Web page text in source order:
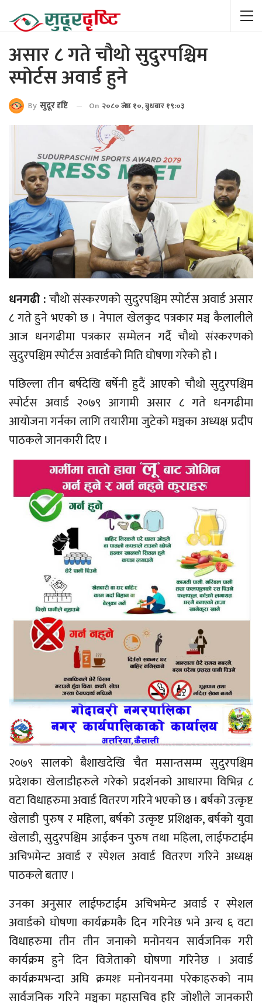
असार ८ गते चौथो सुदुरपश्चिम
स्पोर्टस अवार्ड हुने
By सुदूर दृष्टि On २०८० जेष्ठ १०, बुधबार १९:०३
धनगढी :चौथो संस्करणको सुदुरपश्चिम स्पोर्टस अवार्ड असार
८ गते हुने भएको छ । नेपाल खेलकुद पत्रकार मञ्च कैलालीले
आज धनगढीमा पत्रकार सम्मेलन गर्दै चौथो संस्करणको
सुदुरपश्चिम स्पोर्टस अवार्डको मिति घोषणा गरेको हो ।
पछिल्ला तीन बर्षदेखि बर्षेनी हुदैं आएको चौथो सुदुरपश्चिम
स्पोर्टस अवार्ड २०७९ आगामी असार ८ गते धनगढीमा
आयोजना गर्नका लागि तयारीमा जुटेको मञ्चका अध्यक्ष प्रदीप
पाठकले जानकारी दिए ।
२०७९ सालको बैशाखदेखि चैत मसान्तसम्म सुदुरपश्चिम
प्रदेशका खेलाडीहरुले गरेको प्रदर्शनको आधारमा विभिन्न ८
वटा विधाहरुमा अवार्ड वितरण गरिने भएको छ । बर्षको उत्कृष्ट
खेलाडी पुरुष र महिला, बर्षको उत्कृष्ट प्रशिक्षक, बर्षको युवा
खेलाडी, सुदुरपश्चिम आईकन पुरुष तथा महिला, लाईफटाईम
अचिभमेन्ट अवार्ड र स्पेशल अवार्ड वितरण गरिने अध्यक्ष
पाठकले बताए ।
उनका अनुसार लाईफटाईम अचिभमेन्ट अवार्ड र स्पेशल
अवार्डको घोषणा कार्यक्रमकै दिन गरिनेछ भने अन्य ६ वटा
विधाहरुमा तीन तीन जनाको मनोनयन सार्वजनिक गरी
कार्यक्रम हुने दिन विजेताको घोषणा गरिनेछ । अवार्ड
कार्यक्रमभन्दा अघि क्रमशः मनोनयनमा परेकाहरुको नाम
सार्वजनिक गरिने मञ्चका महासचिव हरि जोशीले जानकारी